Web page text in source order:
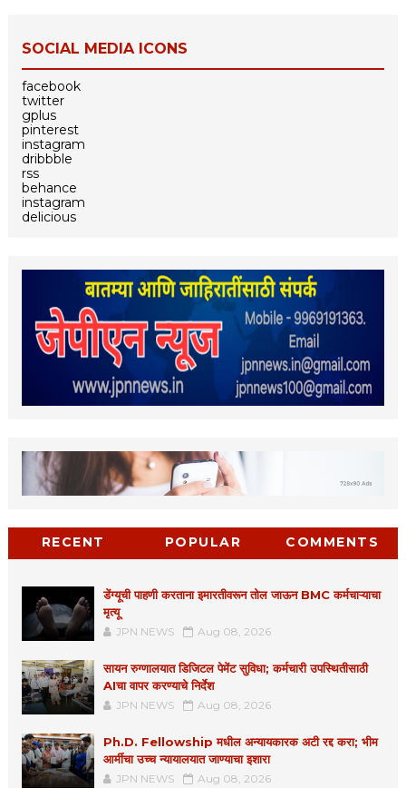
SOCIAL MEDIA ICONS
facebook
twitter
gplus
pinterest
instagram
dribbble
rss
behance
instagram
delicious
RECENT POPULAR COMMENTS
डेंग्यूची पाहणी करताना इमारतीवरून तोल जाऊन BMC कर्मचाऱ्याचा
मृत्यू
JPN NEWS Aug 08, 2026
सायन रुग्णालयात डिजिटल पेमेंट सुविधा; कर्मचारी उपस्थितीसाठी
AIचा वापर करण्याचे निर्देश
JPN NEWS Aug 08, 2026
Ph.D. Fellowship मधील अन्यायकारक अटी रद्द करा; भीम
आर्मीचा उच्च न्यायालयात जाण्याचा इशारा
JPN NEWS Aug 08, 2026